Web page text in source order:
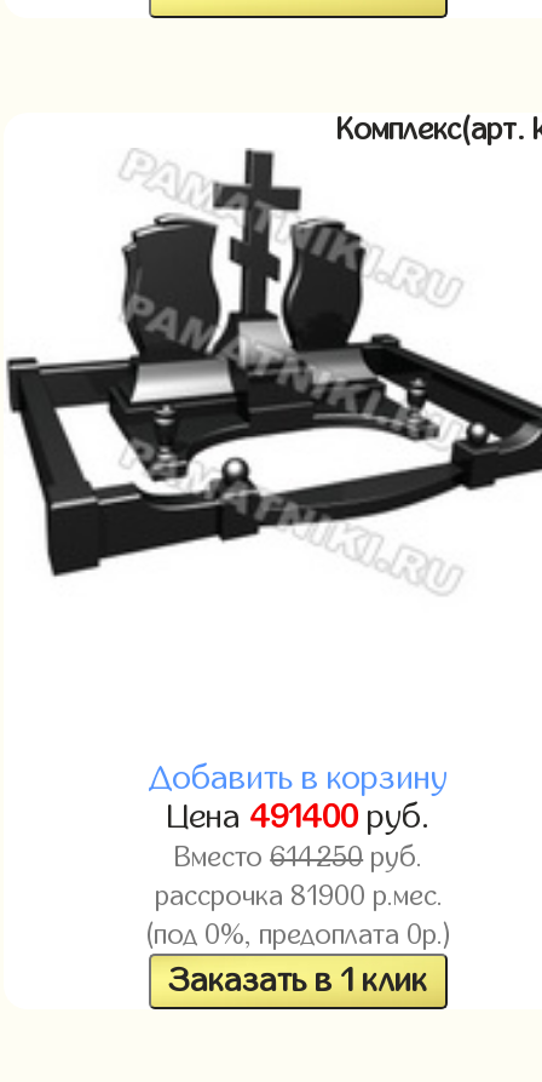
Добавить в корзину
Цена 491400руб.
Вместо614250руб.
рассрочка 81900 р.мес.
(под 0%, предоплата 0р.)
Заказать в 1 клик